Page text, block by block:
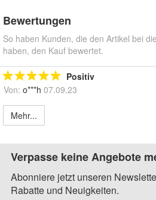
Bewertungen
So haben Kunden, die den Artikel bei
haben, den Kauf bewertet.
Positiv
Von: o***h 07.09.23
Mehr...
Verpasse keine Angebote
Abonniere jetzt unseren
Rabatte und Neuigkeiten.